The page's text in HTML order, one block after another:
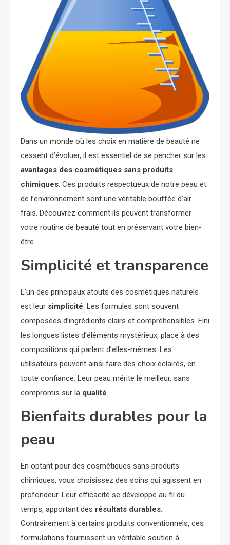
Dans un monde où les choix en matière de beauté ne
cessent d’évoluer, il est essentiel de se pencher sur les
avantages des cosmétiques sans produits
chimiques. Ces produits respectueux de notre peau et
de l’environnement sont une véritable bouffée d’air
frais. Découvrez comment ils peuvent transformer
votre routine de beauté tout en préservant votre bien-
être.
Simplicité et transparence
L’un des principaux atouts des cosmétiques naturels
est leur simplicité. Les formules sont souvent
composées d’ingrédients clairs et compréhensibles. Fini
les longues listes d’éléments mystérieux, place à des
compositions qui parlent d’elles-mêmes. Les
utilisateurs peuvent ainsi faire des choix éclairés, en
toute confiance. Leur peau mérite le meilleur, sans
compromis sur la qualité.
Bienfaits durables pour la
peau
En optant pour des cosmétiques sans produits
chimiques, vous choisissez des soins qui agissent en
profondeur. Leur efficacité se développe au fil du
temps, apportant des résultats durables.
Contrairement à certains produits conventionnels, ces
formulations fournissent un véritable soutien à